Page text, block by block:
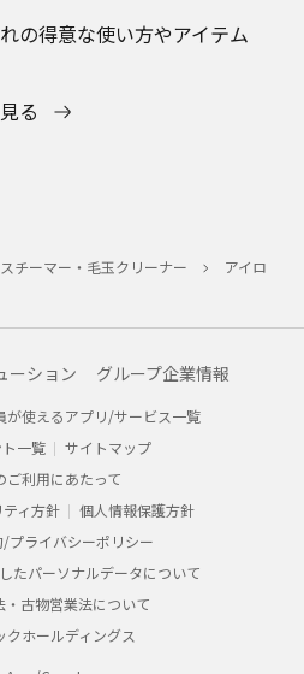
の得意な使い方やアイテム
る
チーマー・毛玉クリーナー
アイロ
ーション グループ企業情報
が使えるアプリ/サービス一覧
一覧
サイトマップ
ご利用にあたって
ィ方針
個人情報保護方針
プライバシーポリシー
たパーソナルデータについて
・古物営業法について
クホールディングス